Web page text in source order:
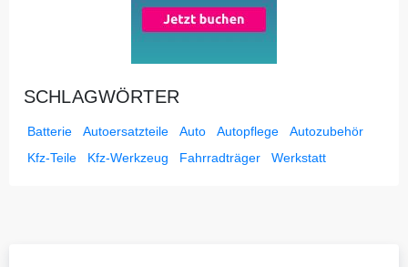
SCHLAGWÖRTER
Batterie Autoersatzteile Auto Autopflege
Autozubehör
Kfz-Teile
Kfz-Werkzeug Fahrradträger Werkstatt